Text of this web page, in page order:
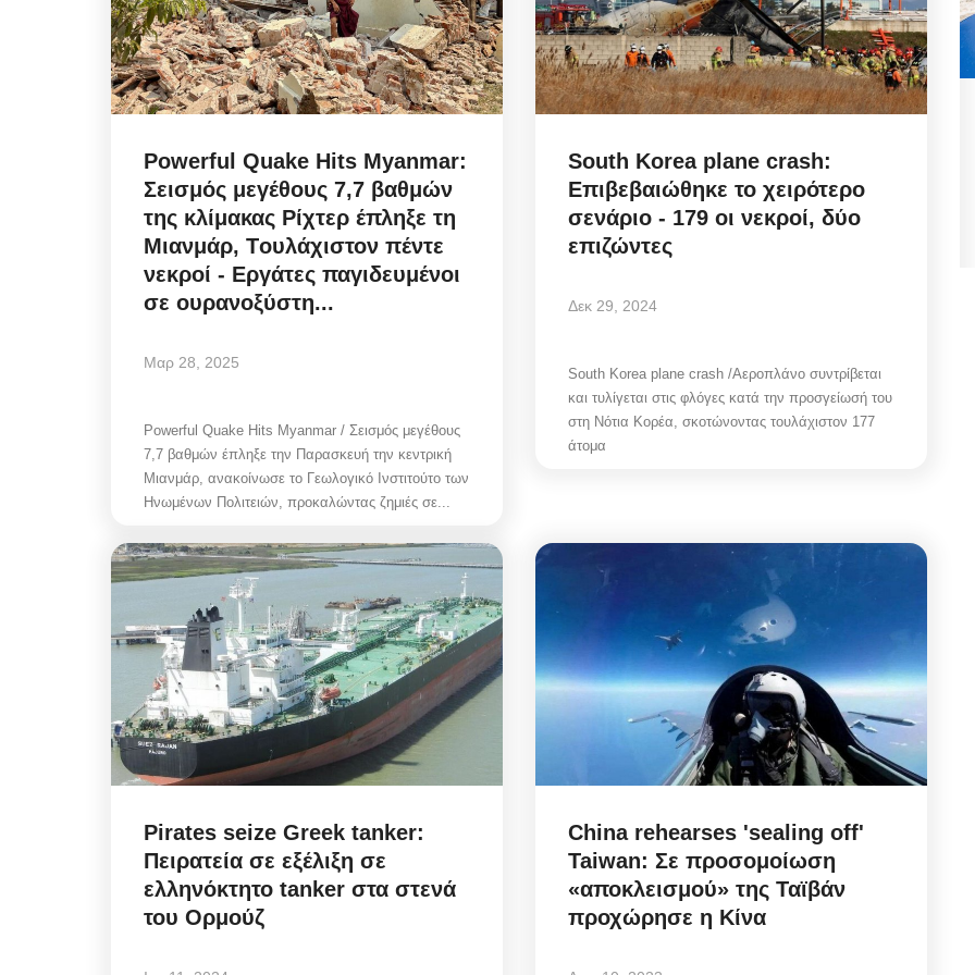
Powerful Quake Hits Myanmar:
Σεισμός μεγέθους 7,7 βαθμών
της κλίμακας Ρίχτερ έπληξε τη
Μιανμάρ, Tουλάχιστον πέντε
νεκροί - Εργάτες παγιδευμένοι
σε ουρανοξύστη...
Μαρ 28, 2025
Powerful Quake Hits Myanmar / Σεισμός μεγέθους
7,7 βαθμών έπληξε την Παρασκευή την κεντρική
Μιανμάρ, ανακοίνωσε το Γεωλογικό Ινστιτούτο των
Ηνωμένων Πολιτειών, προκαλώντας ζημιές σε...
South Korea plane crash:
Επιβεβαιώθηκε το χειρότερο
σενάριο - 179 οι νεκροί, δύο
επιζώντες
Δεκ 29, 2024
South Korea plane crash /Αεροπλάνο συντρίβεται
και τυλίγεται στις φλόγες κατά την προσγείωσή του
στη Νότια Κορέα, σκοτώνοντας τουλάχιστον 177
άτομα
Pirates seize Greek tanker:
Πειρατεία σε εξέλιξη σε
ελληνόκτητο tanker στα στενά
του Ορμούζ
China rehearses 'sealing off'
Taiwan: Σε προσομοίωση
«αποκλεισμού» της Ταϊβάν
προχώρησε η Κίνα
με αστερίσκο! Να είναι alert...
Αυγ 5, 2026
Cabinet Discipline / Διακοπές με αστερίσκο! Να
είναι alert όλες τις ημέρες, η οδηγία...
Διαδικτυακά Παράκεντρα:
«Δεν...
Αυγ 6, 2026
Η πολιτική νομιμοποίηση δεν είναι θέμα θεωρητικής